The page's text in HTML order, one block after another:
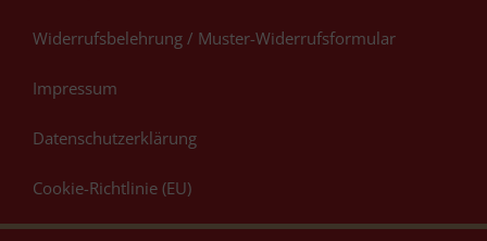
Widerrufsbelehrung / Muster-Widerrufsformular
Impressum
Datenschutzerklärung
Cookie-Richtlinie (EU)